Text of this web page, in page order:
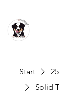
Start
Solid